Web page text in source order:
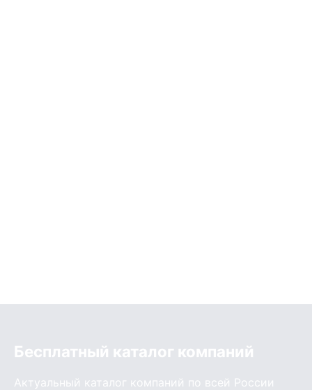
Бесплатный каталог компаний
Актуальный каталог компаний по всей России